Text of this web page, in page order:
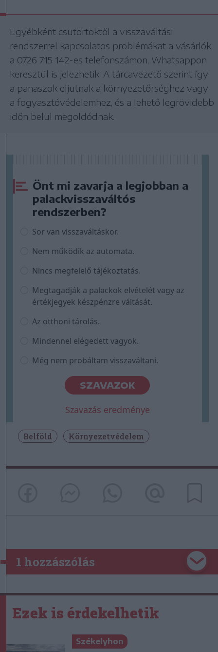
Egyébként csütörtöktől a visszaváltási
rendszerrel kapcsolatos problémákat a vásárlók
a 0726 715 142-es telefonszámon, Whatsappon
keresztül is jelezhetik. A tárcavezető szerint így
a panaszok eljutnak a környezetőrséghez vagy
a fogyasztóvédelemhez, és a lehető legrövidebb
időn belül megoldódnak.
Önt mi zavarja a legjobban a
palackvisszaváltós
rendszerben?
Sor van visszaváltáskor.
Nem működik az automata.
Nincs megfelelő tájékoztatás.
Megtagadják a palackok elvételét vagy az
értékjegyek készpénzre váltását.
Az otthoni tárolás.
Mindennel elégedett vagyok.
Még nem probáltam visszaváltani.
SZAVAZOK
Szavazás eredménye
Belföld Környezetvédelem
1 hozzászólás
Ezek is érdekelhetik
Székelyhon